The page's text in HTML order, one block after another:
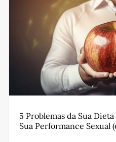
5 Problemas da Sua
Sua Performance Sexual